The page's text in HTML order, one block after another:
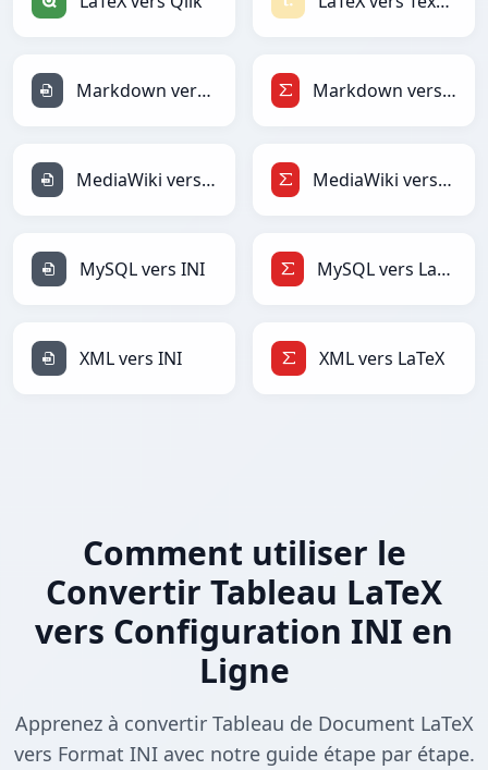
Markdown vers INI Markdown vers LaTeX
MediaWiki vers INI MediaWiki vers LaTeX
MySQL vers INI MySQL vers LaTeX
XML vers INI XML vers LaTeX
Comment utiliser le
Convertir Tableau LaTeX
vers Configuration INI en
Ligne
Apprenez à convertir Tableau de Document LaTeX
vers Format INI avec notre guide étape par étape.